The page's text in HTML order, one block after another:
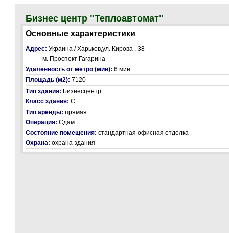
Бизнес центр "Теплоавтомат"
Основные характеристики
Адрес: Украина / Харьков,ул. Кирова , 38
м. Проспект Гагарина
Удаленность от метро (мин): 6 мин
Площадь (м2): 7120
Тип здания: Бизнесцентр
Класс здания: С
Тип аренды: прямая
Операция: Сдам
Состояние помещения: стандартная офисная отделка
Охрана: охрана здания